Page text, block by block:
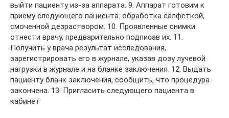
выйти пациенту из-за аппарата. 9. Аппарат готовим к
приему следующего пациента: обработка салфеткой,
смоченной дезраствором. 10. Проявленные снимки
отнести врачу, предварительно подписав их. 11.
Получить у врача результат исследования,
зарегистрировать его в журнале, указав дозу лучевой
нагрузки в журнале и на бланке заключения. 12. Выдать
пациенту бланк заключения, сообщить, что процедура
закончена. 13. Пригласить следующего пациента в
кабинет